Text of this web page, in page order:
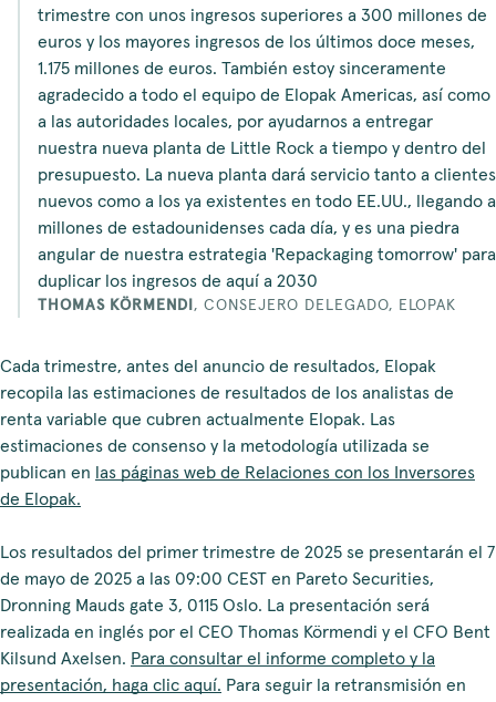
trimestre con unos ingresos superiores a 300 millones de
euros y los mayores ingresos de los últimos doce meses,
1.175 millones de euros. También estoy sinceramente
agradecido a todo el equipo de Elopak Americas, así como
a las autoridades locales, por ayudarnos a entregar
nuestra nueva planta de Little Rock a tiempo y dentro del
presupuesto. La nueva planta dará servicio tanto a clientes
nuevos como a los ya existentes en todo EE.UU., llegando a
millones de estadounidenses cada día, y es una piedra
angular de nuestra estrategia 'Repackaging tomorrow' para
duplicar los ingresos de aquí a 2030
THOMAS KÖRMENDI, CONSEJERO DELEGADO, ELOPAK
Cada trimestre, antes del anuncio de resultados, Elopak
recopila las estimaciones de resultados de los analistas de
renta variable que cubren actualmente Elopak. Las
estimaciones de consenso y la metodología utilizada se
publican en las páginas web de Relaciones con los Inversores
de Elopak.
Los resultados del primer trimestre de 2025 se presentarán el 7
de mayo de 2025 a las 09:00 CEST en Pareto Securities,
Dronning Mauds gate 3, 0115 Oslo. La presentación será
realizada en inglés por el CEO Thomas Körmendi y el CFO Bent
Kilsund Axelsen. Para consultar el informe completo y la
presentación, haga clic aquí. Para seguir la retransmisión en